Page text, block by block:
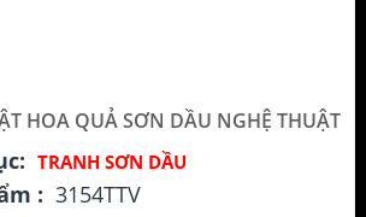
HOA QUẢ SƠN DẦU NGHỆ THUẬT
TRANH SƠN DẦU
: 3154TTV